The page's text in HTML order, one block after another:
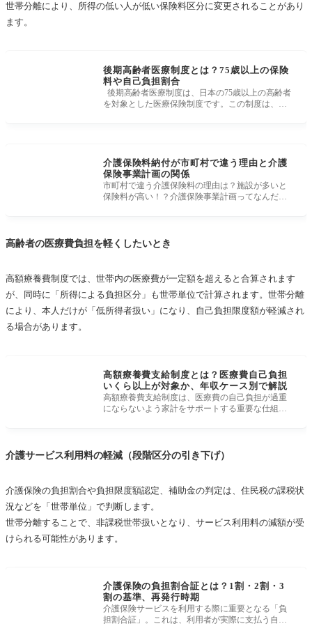
世帯分離により、所得の低い人が低い保険料区分に変更されることがあり
ます。
後期高齢者医療制度とは？75歳以上の保険
料や自己負担割合
後期高齢者医療制度は、日本の75歳以上の高齢者
を対象とした医療保険制度です。この制度は、高
介護保険料納付が市町村で違う理由と介護
保険事業計画の関係
市町村で違う介護保険料の理由は？施設が多いと
保険料が高い！？介護保険事業計画ってなんだ？
高齢者の医療費負担を軽くしたいとき
高額療養費制度では、世帯内の医療費が一定額を超えると合算されます
が、同時に「所得による負担区分」も世帯単位で計算されます。世帯分離
により、本人だけが「低所得者扱い」になり、自己負担限度額が軽減され
る場合があります。
高額療養費支給制度とは？医療費自己負担
いくら以上が対象か、年収ケース別で解説
高額療養費支給制度は、医療費の自己負担が過重
にならないよう家計をサポートする重要な仕組み
介護サービス利用料の軽減（段階区分の引き下げ）
介護保険の負担割合や負担限度額認定、補助金の判定は、住民税の課税状
況などを「世帯単位」で判断します。
世帯分離することで、非課税世帯扱いとなり、サービス利用料の減額が受
けられる可能性があります。
介護保険の負担割合証とは？1割・2割・3
割の基準、再発行時期
介護保険サービスを利用する際に重要となる「負
担割合証」。これは、利用者が実際に支払う自己